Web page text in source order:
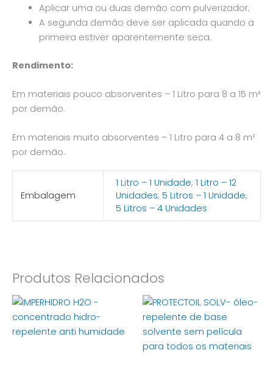
Aplicar uma ou duas demão com pulverizador;
A segunda demão deve ser aplicada quando a
primeira estiver aparentemente seca.
Rendimento:
Em materiais pouco absorventes – 1 Litro para 8 a 15 m²
por demão.
Em materiais muito absorventes – 1 Litro para 4 a 8 m²
por demão.
Embalagem
1 Litro – 1 Unidade, 1 Litro – 12
Unidades, 5 Litros – 1 Unidade,
5 Litros – 4 Unidades
Produtos Relacionados
Price
€14,81
through
This
product
has
Price
€30,58
through
€177,45
This
product
has
multiple